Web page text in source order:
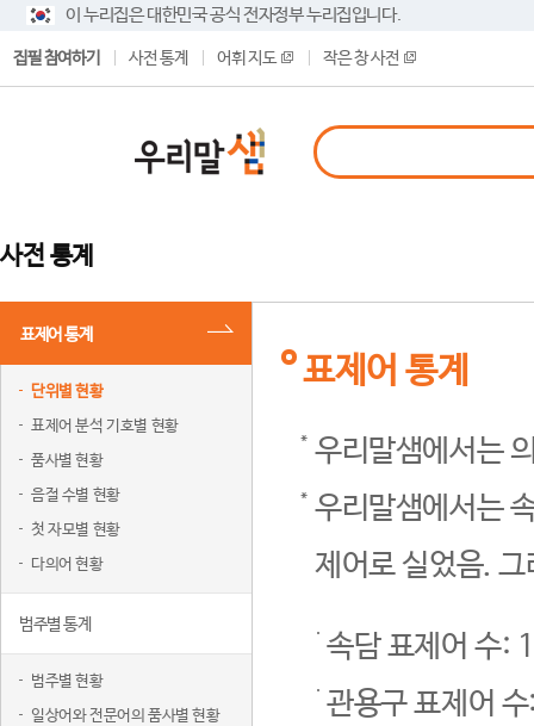
이 누리집은 대한민국 공식 전자정부 누리집입니다.
집필 참여하기 사전 통계 어휘 지도 작은 창 사전
사전 통계
표제어 통계
단위별 현황
표제어 분석 기호별 현황
품사별 현황
음절 수별 현황
첫 자모별 현황
다의어 현황
범주별 통계
범주별 현황
일상어와 전문어의 품사별 현황
표제어 통계
우리말샘에서는
우리말샘에서는
제어로 실었음.
속담 표제어 수:
관용구 표제어